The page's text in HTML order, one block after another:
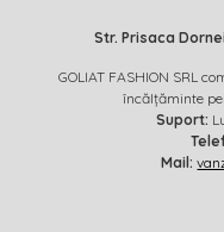
Str. Prisaca
GOLIAT FASHION SRL
încălțăminte
Suport:
Mail: